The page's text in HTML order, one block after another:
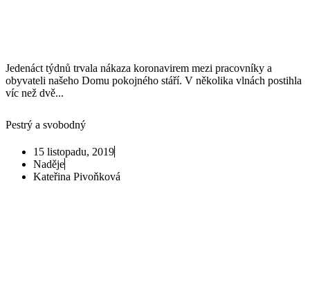
Jedenáct týdnů trvala nákaza koronavirem mezi pracovníky a
obyvateli našeho Domu pokojného stáří. V několika vlnách postihla
víc než dvě...
Pestrý a svobodný
15 listopadu, 2019
Naděje
Kateřina Pivoňková